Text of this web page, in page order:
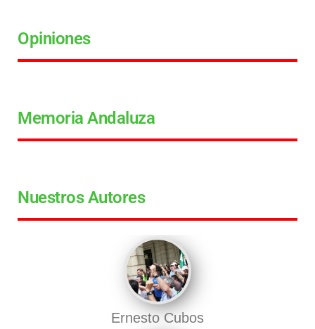
Opiniones
Memoria Andaluza
Nuestros Autores
Ernesto Cubos